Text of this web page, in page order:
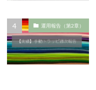
運用報告（第2章）